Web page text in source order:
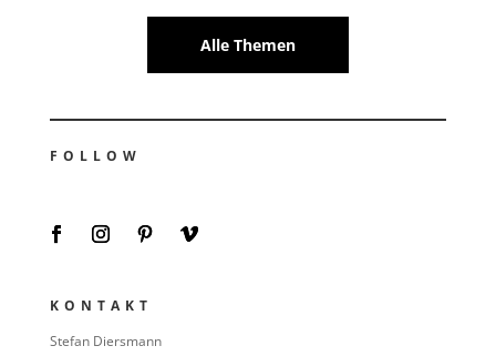
Alle Themen
FOLLOW
KONTAKT
Stefan Diersmann